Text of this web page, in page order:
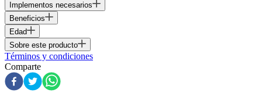
Implementos necesarios
Beneficios
Edad
Sobre este producto
Términos y condiciones
Comparte